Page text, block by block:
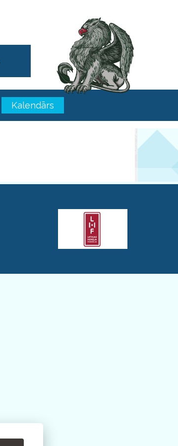
Kalendārs